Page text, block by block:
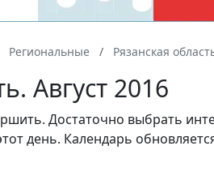
Региональные Рязанская
Август 2016
Достаточно выбрать
день. Календарь